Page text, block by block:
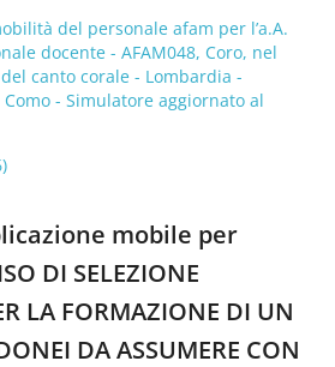
del personale afam per l’a.A.
docente - AFAM048, Coro, nel
canto corale - Lombardia -
- Simulatore aggiornato al
mobile per
DI SELEZIONE
LA FORMAZIONE DI UN
DA ASSUMERE CON